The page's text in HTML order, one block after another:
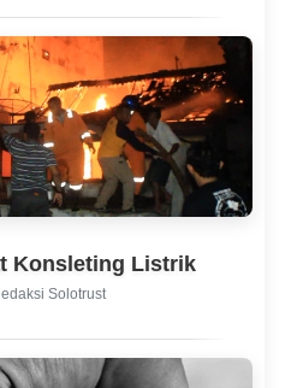
Konsleting Listrik
Solotrust